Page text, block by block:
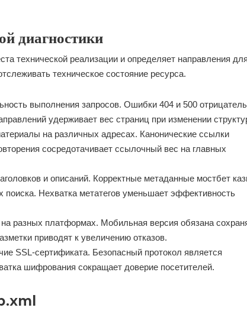
диагностики
технической реализации и определяет направления для
техническое состояние ресурса.
выполнения запросов. Ошибки 404 и 500
удерживает вес страниц при изменении
на различных адресах. Канонические ссылки
сосредотачивает ссылочный вес на главных
и описаний. Корректные метаданные мостбет
Нехватка метатегов уменьшает эффективность
разных платформах. Мобильная версия обязана
приводят к увеличению отказов.
SSL-сертификата. Безопасный протокол является
шифрования сокращает доверие посетителей.